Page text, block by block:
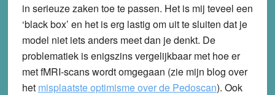
in serieuze zaken toe te passen. Het is mij teveel een
‘black box’ en het is erg lastig om uit te sluiten dat je
model niet iets anders meet dan je denkt. De
problematiek is enigszins vergelijkbaar met hoe er
met fMRI-scans wordt omgegaan (zie mijn blog over
het misplaatste optimisme over de Pedoscan). Ook